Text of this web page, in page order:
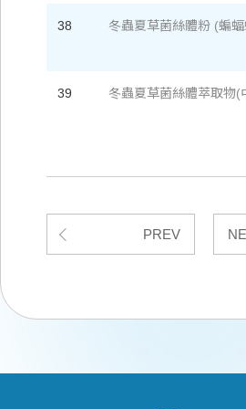
38 冬蟲夏草菌絲體粉 (蝙
39 冬蟲夏草菌絲體萃取物(
PREV